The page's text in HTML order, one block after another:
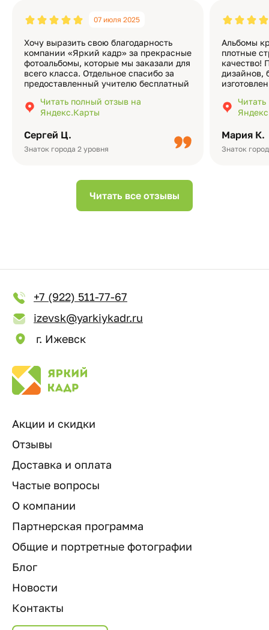
Сергей Ц.
Знаток города 2 уровня
07 июля 2025
Хочу выразить свою благодарность
компании «Яркий кадр» за прекрасные
фотоальбомы, которые мы заказали для
всего класса. Отдельное спасибо за
предоставленный учителю бесплатный
подчёркивает значимость события.
Качество альбомов на высшем уровне:
Читать полный отзыв на
Яндекс.Карты
Мария К.
Знаток
Альбомы
плотные
качество!
дизайнов,
добавить
видео с
Читать все отзывы
+7 (922) 511-77-67
izevsk@yarkiykadr.ru
г. Ижевск
Акции и скидки
Отзывы
Доставка и оплата
Частые вопросы
О компании
Партнерская программа
Общие и портретные фотографии
Блог
Новости
Контакты